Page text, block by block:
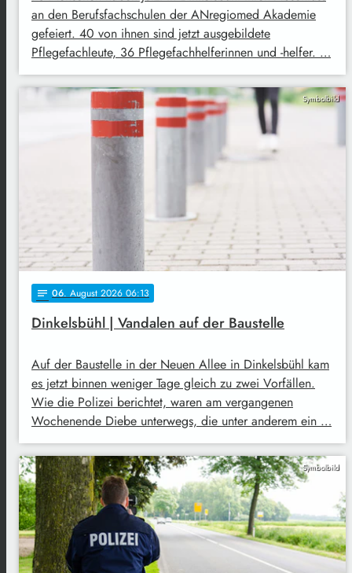
an den Berufsfachschulen der ANregiomed Akademie
gefeiert. 40 von ihnen sind jetzt ausgebildete
Pflegefachleute, 36 Pflegefachhelferinnen und -helfer. …
Symbolbild
notes 06. August 2026 06:13
Dinkelsbühl | Vandalen auf der Baustelle
Auf der Baustelle in der Neuen Allee in Dinkelsbühl kam
es jetzt binnen weniger Tage gleich zu zwei Vorfällen.
Wie die Polizei berichtet, waren am vergangenen
Wochenende Diebe unterwegs, die unter anderem ein …
Symbolbild